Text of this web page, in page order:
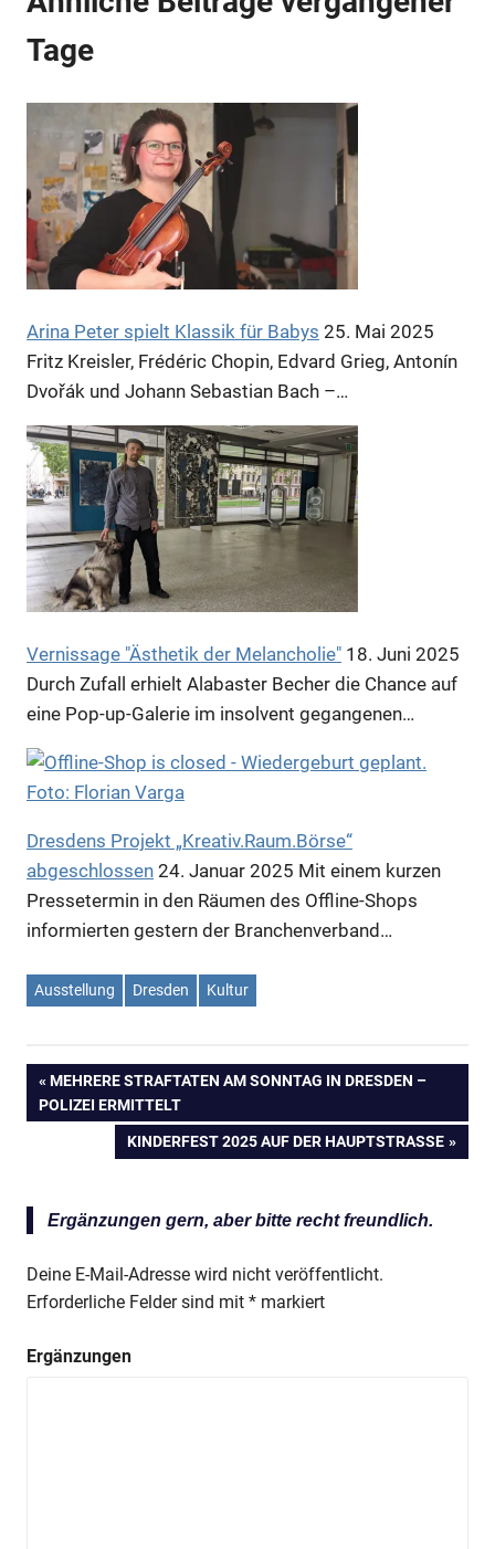
Tage
Arina Peter spielt Klassik für Babys 25. Mai 2025
Fritz Kreisler, Frédéric Chopin, Edvard Grieg, Antonín
Dvořák und Johann Sebastian Bach –…
Vernissage "Ästhetik der Melancholie" 18. Juni 2025
Durch Zufall erhielt Alabaster Becher die Chance auf
eine Pop-up-Galerie im insolvent gegangenen…
Dresdens Projekt „Kreativ.Raum.Börse“
abgeschlossen 24. Januar 2025 Mit einem kurzen
Pressetermin in den Räumen des Offline-Shops
informierten gestern der Branchenverband…
Ausstellung Dresden Kultur
Beitragsnavigation
VORHERIGER
BEITRAG:
MEHRERE STRAFTATEN AM SONNTAG IN DRESDEN –
POLIZEI ERMITTELT
NÄCHSTER
KINDERFEST 2025 AUF DER HAUPTSTRASSE
Ergänzungen gern, aber bitte recht freundlich.
Deine E-Mail-Adresse wird nicht veröffentlicht.
Erforderliche Felder sind mit * markiert
Ergänzungen